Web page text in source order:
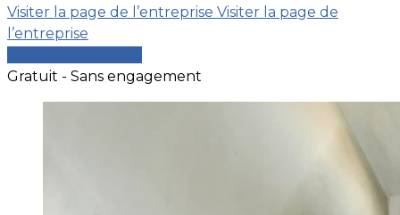
Visiter la page de l’entreprise Visiter la page de
l’entreprise
Gratuit - Sans engagement